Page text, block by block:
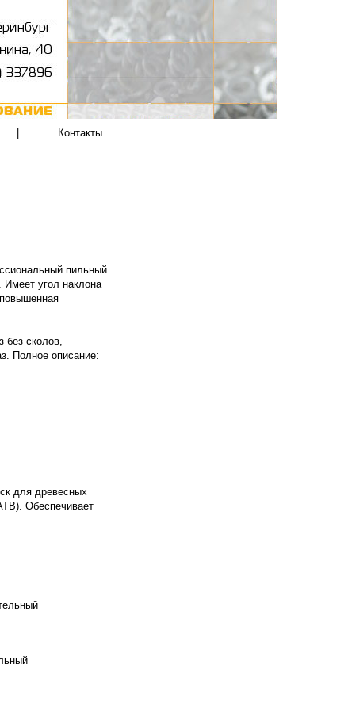
Контакты
пильный
Имеет угол наклона
без сколов,
Полное описание:
для древесных
Обеспечивает